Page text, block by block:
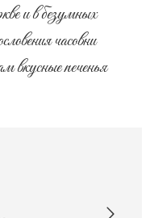
и в безумных
часовни
вкусные печенья